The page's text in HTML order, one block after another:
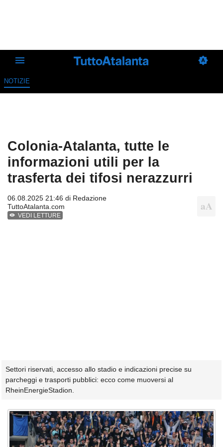
NOTIZIE
Colonia-Atalanta, tutte le
informazioni utili per la
trasferta dei tifosi nerazzurri
06.08.2025 21:46 di Redazione
TuttoAtalanta.com
VEDI LETTURE
Settori riservati, accesso allo stadio e indicazioni precise su
parcheggi e trasporti pubblici: ecco come muoversi al
RheinEnergieStadion.